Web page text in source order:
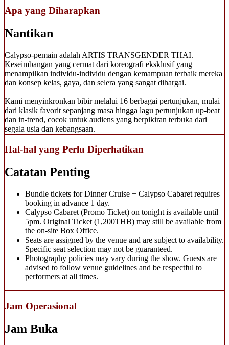
Apa yang Diharapkan
Nantikan
Calypso-pemain adalah ARTIS TRANSGENDER THAI.
Keseimbangan yang cermat dari koreografi eksklusif yang
menampilkan individu-individu dengan kemampuan terbaik mereka
dan konsep kelas, gaya, dan selera yang sangat dihargai.
Kami menyinkronkan bibir melalui 16 berbagai pertunjukan, mulai
dari klasik favorit sepanjang masa hingga lagu pertunjukan up-beat
dan in-trend, cocok untuk audiens yang berpikiran terbuka dari
segala usia dan kebangsaan.
Hal-hal yang Perlu Diperhatikan
Catatan Penting
Bundle tickets for Dinner Cruise + Calypso Cabaret requires
booking in advance 1 day.
Calypso Cabaret (Promo Ticket) on tonight is available until
5pm. Original Ticket (1,200THB) may still be available from
the on-site Box Office.
Seats are assigned by the venue and are subject to availability.
Specific seat selection may not be guaranteed.
Photography policies may vary during the show. Guests are
advised to follow venue guidelines and be respectful to
performers at all times.
Jam Operasional
Jam Buka